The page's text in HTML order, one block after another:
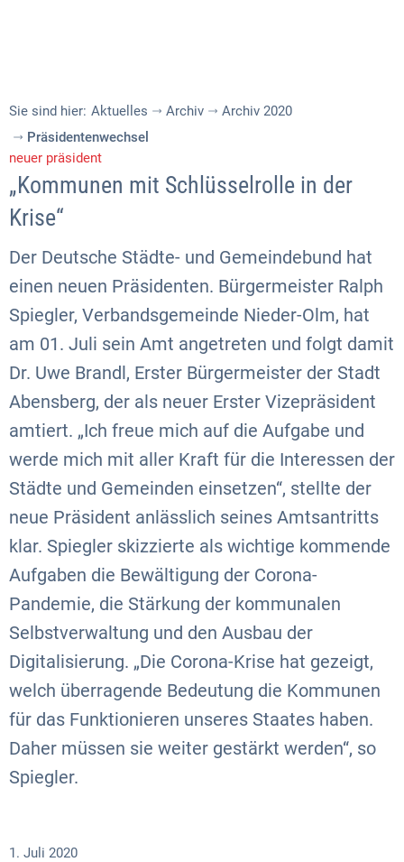
Sie sind hier: Aktuelles Archiv
Archiv 2020
Präsidentenwechsel
neuer präsident
„Kommunen mit Schlüsselrolle in der
Krise“
Der Deutsche Städte- und Gemeindebund hat
einen neuen Präsidenten. Bürgermeister Ralph
Spiegler, Verbandsgemeinde Nieder-Olm, hat
am 01. Juli sein Amt angetreten und folgt damit
Dr. Uwe Brandl, Erster Bürgermeister der Stadt
Abensberg, der als neuer Erster Vizepräsident
amtiert. „Ich freue mich auf die Aufgabe und
werde mich mit aller Kraft für die Interessen der
Städte und Gemeinden einsetzen“, stellte der
neue Präsident anlässlich seines Amtsantritts
klar. Spiegler skizzierte als wichtige kommende
Aufgaben die Bewältigung der Corona-
Pandemie, die Stärkung der kommunalen
Selbstverwaltung und den Ausbau der
Digitalisierung. „Die Corona-Krise hat gezeigt,
welch überragende Bedeutung die Kommunen
für das Funktionieren unseres Staates haben.
Daher müssen sie weiter gestärkt werden“, so
Spiegler.
1. Juli 2020